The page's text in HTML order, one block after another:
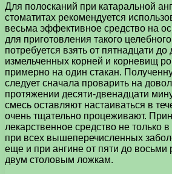
Для полосканий при катаральной
стоматитах рекомендуется
весьма эффективное средство на
для приготовления такого
потребуется взять от пятнадцати
измельченных корней и корневищ
примерно на один стакан.
следует сначала проварить на
протяжении десяти-двенадцати
смесь оставляют настаиваться в
очень тщательно процеживают.
лекарственное средство не только
при всех вышеперечисленных
еще и при ангине от пяти до восьми
двум столовым ложкам.